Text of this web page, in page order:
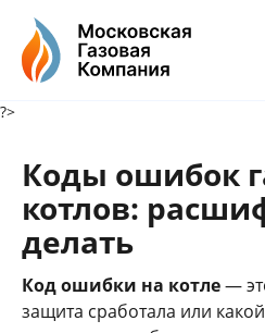
?>
Коды ошибок
котлов:
делать
Код ошибки на котле—
защита сработала или